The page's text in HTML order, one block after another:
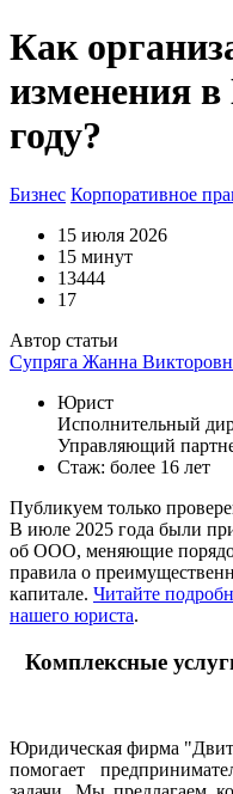
Как
изменения
году?
Бизнес Корпоративное
15 июля 2026
15 минут
13444
17
Автор статьи
Супряга Жанна
Юрист
Исполнительный
Управляющий
Стаж: более 16 лет
Публикуем только
В июле 2025 года были
об ООО, меняющие
правила о
капитале. Читайте
нашего юриста.
Комплексные
Юридическая фирма
помогает